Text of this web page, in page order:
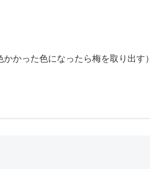
かった色になったら梅を取り出す）